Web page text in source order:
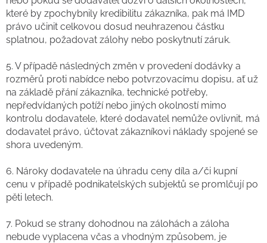
které by zpochybnily kredibilitu zákazníka, pak má IMD
právo učinit celkovou dosud neuhrazenou částku
splatnou, požadovat zálohy nebo poskytnutí záruk.
5. V případě následných změn v provedení dodávky a
rozměrů proti nabídce nebo potvrzovacímu dopisu, ať už
na základě přání zákazníka, technické potřeby,
nepředvídaných potíží nebo jiných okolností mimo
kontrolu dodavatele, které dodavatel nemůže ovlivnit, má
dodavatel právo, účtovat zákazníkovi náklady spojené se
shora uvedeným.
6. Nároky dodavatele na úhradu ceny díla a/či kupní
cenu v případě podnikatelských subjektů se promlčují po
pěti letech.
7. Pokud se strany dohodnou na zálohách a záloha
nebude vyplacena včas a vhodným způsobem, je